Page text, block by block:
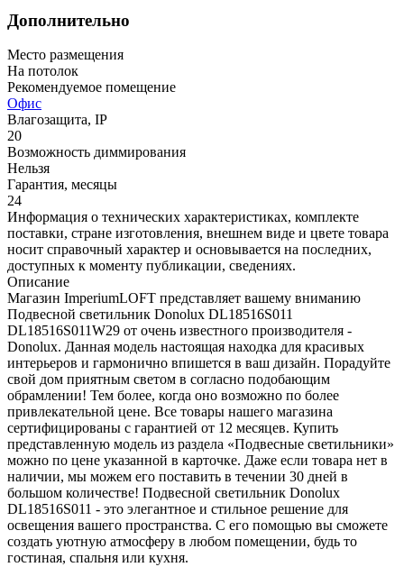
Дополнительно
Место размещения
На потолок
Рекомендуемое помещение
Офис
Влагозащита, IP
20
Возможность диммирования
Нельзя
Гарантия, месяцы
24
Информация о технических характеристиках, комплекте
поставки, стране изготовления, внешнем виде и цвете товара
носит справочный характер и основывается на последних,
доступных к моменту публикации, сведениях.
Описание
Магазин ImperiumLOFT представляет вашему вниманию
Подвесной светильник Donolux DL18516S011
DL18516S011W29 от очень известного производителя -
Donolux. Данная модель настоящая находка для красивых
интерьеров и гармонично впишется в ваш дизайн. Порадуйте
свой дом приятным светом в согласно подобающим
обрамлении! Тем более, когда оно возможно по более
привлекательной цене. Все товары нашего магазина
сертифицированы с гарантией от 12 месяцев. Купить
представленную модель из раздела «Подвесные светильники»
можно по цене указанной в карточке. Даже если товара нет в
наличии, мы можем его поставить в течении 30 дней в
большом количестве! Подвесной светильник Donolux
DL18516S011 - это элегантное и стильное решение для
освещения вашего пространства. С его помощью вы сможете
создать уютную атмосферу в любом помещении, будь то
гостиная, спальня или кухня.